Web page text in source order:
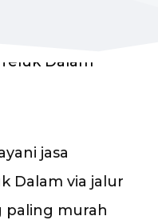
jasa
Dalam via jalur
paling murah